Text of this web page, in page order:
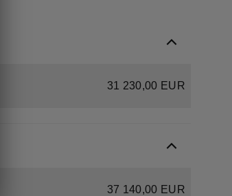
31 230,00 EUR
37 140,00 EUR